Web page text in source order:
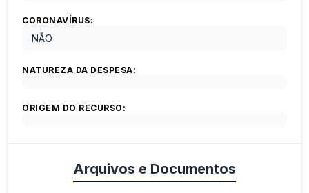
CORONAVÍRUS:
NÃO
NATUREZA DA DESPESA:
ORIGEM DO RECURSO:
Arquivos e Documentos